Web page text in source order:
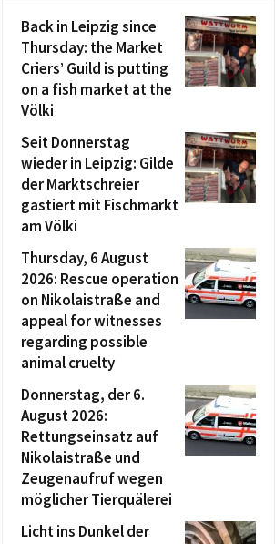
Back in Leipzig since
Thursday: the Market
Criers’ Guild is putting
on a fish market at the
Völki
Seit Donnerstag
wieder in Leipzig: Gilde
der Marktschreier
gastiert mit Fischmarkt
am Völki
Thursday, 6 August
2026: Rescue operation
on Nikolaistraße and
appeal for witnesses
regarding possible
animal cruelty
Donnerstag, der 6.
August 2026:
Rettungseinsatz auf
Nikolaistraße und
Zeugenaufruf wegen
möglicher Tierquälerei
Licht ins Dunkel der